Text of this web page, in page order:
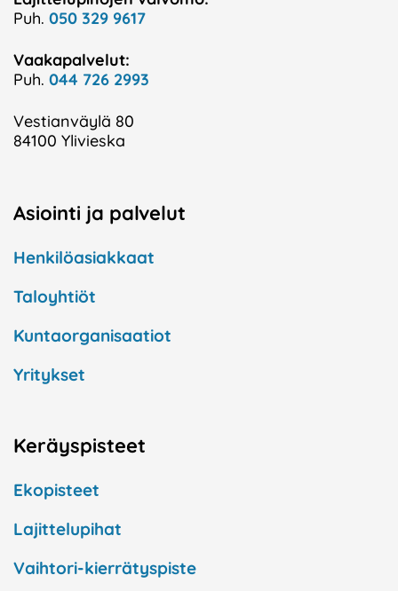
Puh. 050 329 9617
Vaakapalvelut:
Puh. 044 726 2993
Vestianväylä 80
84100 Ylivieska
Asiointi ja palvelut
Henkilöasiakkaat
Taloyhtiöt
Kuntaorganisaatiot
Yritykset
Keräyspisteet
Ekopisteet
Lajittelupihat
Vaihtori-kierrätyspiste